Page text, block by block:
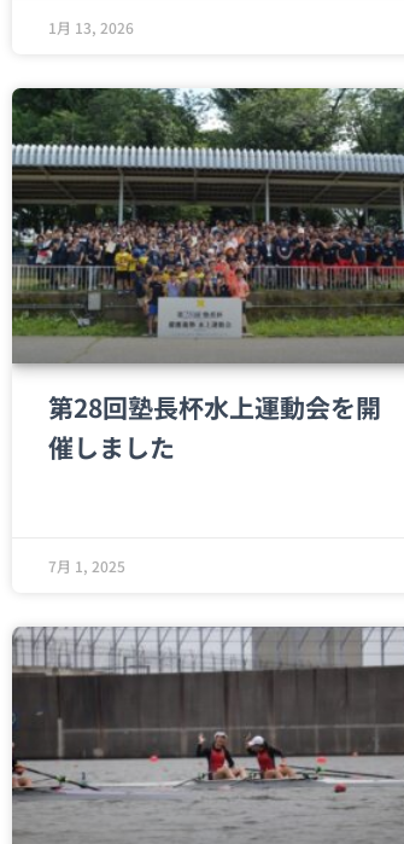
1月 13, 2026
第28回塾長杯水上運動会を開
催しました
7月 1, 2025